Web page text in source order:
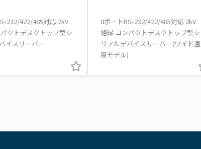
232/422/485対応 2kV
クトデスクトップ型シ
イスサーバー
8ポートRS-232/422/485対応 2kV
絶縁 コンパクトデスクトップ型シ
リアルデバイスサーバー(ワイド温
度モデル)